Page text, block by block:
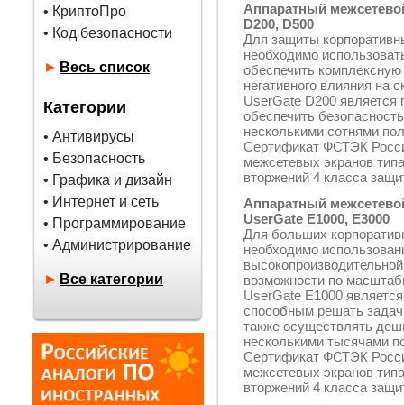
• КриптоПро
• Код безопасности
► Весь список
Категории
• Антивирусы
• Безопасность
• Графика и дизайн
• Интернет и сеть
• Программирование
• Администрирование
► Все категории
Аппаратный
D200, D500
Для защиты
необходимо
обеспечить
негативного влияния на
UserGate D200
обеспечить
несколькими сотнями
Сертификат ФСТЭК
межсетевых экранов
вторжений 4 класса
Аппаратный
UserGate E1000, E3000
Для больших
необходимо
возможности по
UserGate E1000
способным решать
также осуществлять
несколькими тысячами
Сертификат ФСТЭК
межсетевых экранов
вторжений 4 класса